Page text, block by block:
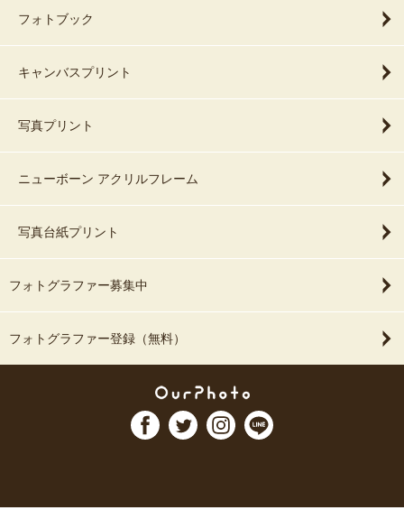
フォトブック
キャンバスプリント
写真プリント
ニューボーン アクリルフレーム
写真台紙プリント
フォトグラファー募集中
フォトグラファー登録（無料）